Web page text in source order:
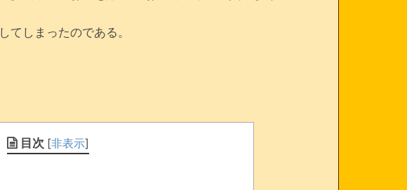
てしまったのである。
目次 [非表示]